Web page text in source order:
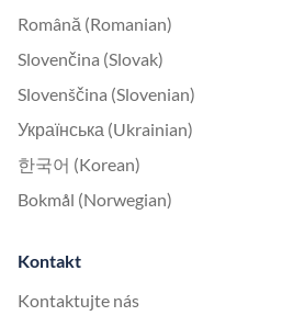
Română (Romanian)
Slovenčina (Slovak)
Slovenščina (Slovenian)
Українська (Ukrainian)
한국어 (Korean)
Bokmål (Norwegian)
Kontakt
Kontaktujte nás